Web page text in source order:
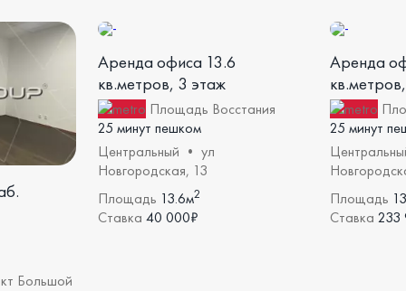
Большой
Аренда офиса 13.6
кв.метров, 3 этаж
Площадь Восстания
25 минут пешком
Центральный • ул
Новгородская, 13
Площадь 13.6м2
Ставка 40 000₽
Аренда
25 минут
Площадь
Ставка 233